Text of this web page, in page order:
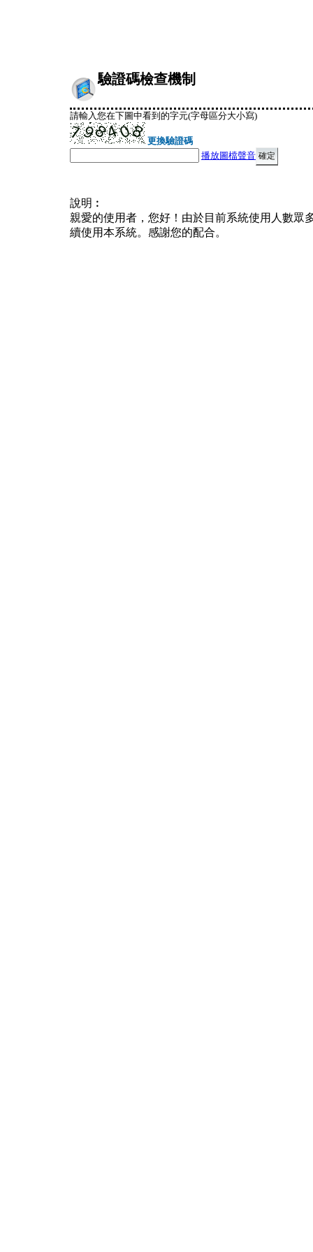
驗證碼檢查機制
請輸入您在下圖中看到的字元(字母區分大小寫)
更換驗證碼
播放圖檔聲音
說明︰
親愛的使用者，您好！由於目前系統使用人數眾
續使用本系統。感謝您的配合。